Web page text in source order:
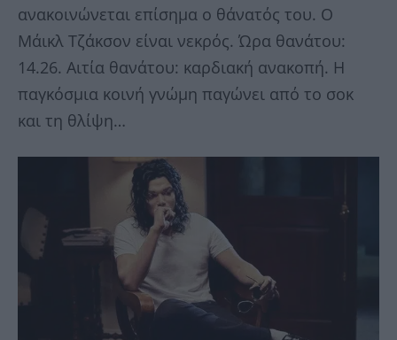
ανακοινώνεται επίσημα ο θάνατός του. Ο
Μάικλ Τζάκσον είναι νεκρός. Ώρα θανάτου:
14.26. Αιτία θανάτου: καρδιακή ανακοπή. Η
παγκόσμια κοινή γνώμη παγώνει από το σοκ
και τη θλίψη…